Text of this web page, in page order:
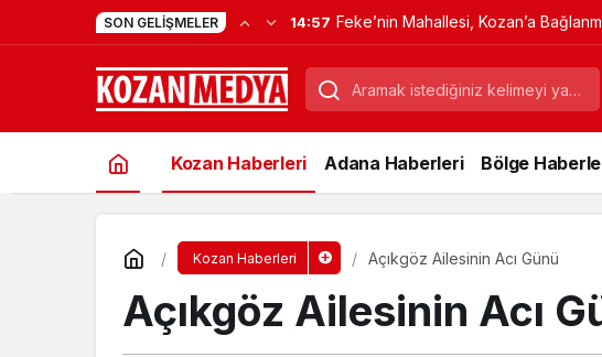
SON GELIŞMELER 11:19 YKS Heyecanı Başladı: Kimileri Son
Kapıda Kaldı
Kozan Haberleri Adana Haberleri Bölge
Kozan Haberleri Açıkgöz Ailesinin Acı Günü
Açıkgöz Ailesinin Acı